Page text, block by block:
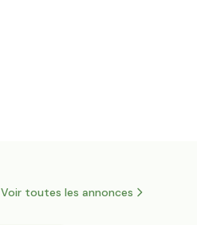
Voir toutes les annonces